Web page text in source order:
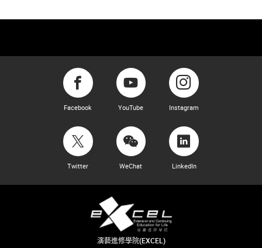
Facebook YouTube Instagram
Twitter WeChat LinkedIn
演藝進修學院(EXCEL)